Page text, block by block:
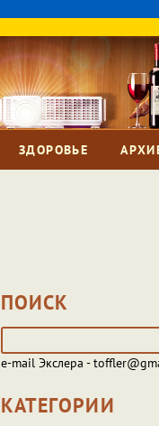
ЗДОРОВЬЕ
ПОИСК
e-mail Экслера -
КАТЕГОРИИ